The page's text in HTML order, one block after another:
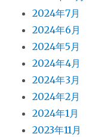
2024年7月
2024年6月
2024年5月
2024年4月
2024年3月
2024年2月
2024年1月
2023年11月